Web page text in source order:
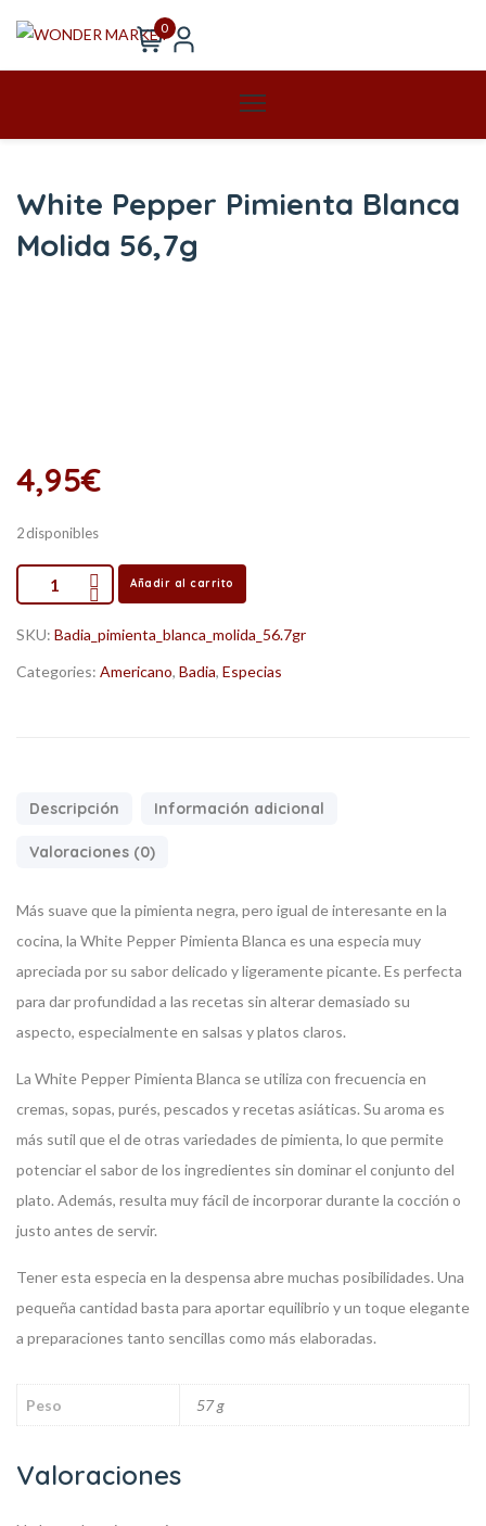
0
White Pepper Pimienta Blanca
Molida 56,7g
4,95€
2 disponibles
Añadir al carrito
SKU: Badia_pimienta_blanca_molida_56.7gr
Categories: Americano, Badia, Especias
Descripción Información adicional
Valoraciones (0)
Más suave que la pimienta negra, pero igual de interesante en la
cocina, la White Pepper Pimienta Blanca es una especia muy
apreciada por su sabor delicado y ligeramente picante. Es perfecta
para dar profundidad a las recetas sin alterar demasiado su
aspecto, especialmente en salsas y platos claros.
La White Pepper Pimienta Blanca se utiliza con frecuencia en
cremas, sopas, purés, pescados y recetas asiáticas. Su aroma es
más sutil que el de otras variedades de pimienta, lo que permite
potenciar el sabor de los ingredientes sin dominar el conjunto del
plato. Además, resulta muy fácil de incorporar durante la cocción o
justo antes de servir.
Tener esta especia en la despensa abre muchas posibilidades. Una
pequeña cantidad basta para aportar equilibrio y un toque elegante
a preparaciones tanto sencillas como más elaboradas.
Peso 57 g
Valoraciones